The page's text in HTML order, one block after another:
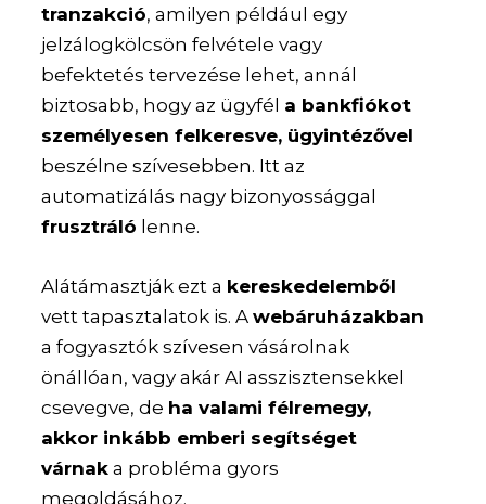
tranzakció, amilyen például egy
jelzálogkölcsön felvétele vagy
befektetés tervezése lehet, annál
biztosabb, hogy az ügyfél a bankfiókot
személyesen felkeresve, ügyintézővel
beszélne szívesebben. Itt az
automatizálás nagy bizonyossággal
frusztráló lenne.
Alátámasztják ezt a kereskedelemből
vett tapasztalatok is. Awebáruházakban
a fogyasztók szívesen vásárolnak
önállóan, vagy akár AI asszisztensekkel
csevegve, de ha valami félremegy,
akkor inkább emberi segítséget
várnak a probléma gyors
megoldásához.